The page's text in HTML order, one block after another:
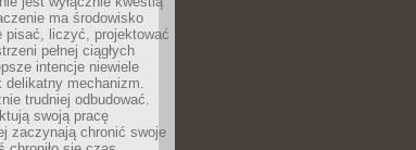
ma środowisko
pisać, liczyć, projektować
pełnej ciągłych
intencje niewiele
delikatny mechanizm.
trudniej odbudować.
swoją pracę
zaczynają chronić swoje